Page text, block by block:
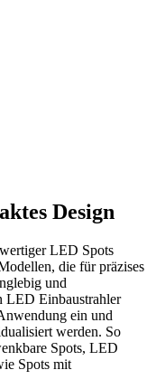
Design
LED Spots
die für präzises
und
LED Einbaustrahler
ein und
werden. So
Spots, LED
Spots mit